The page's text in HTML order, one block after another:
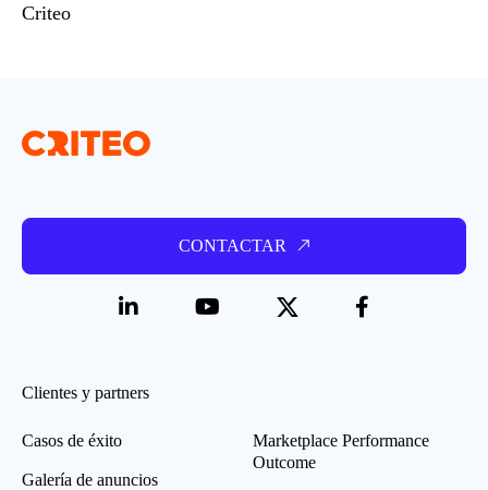
Criteo
CONTACTAR
Clientes y partners
Casos de éxito
Galería de anuncios
Marketplace Performance
Outcome